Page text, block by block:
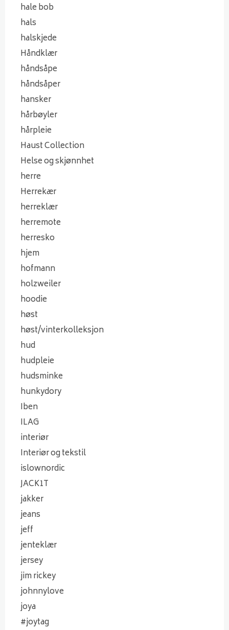
hale bob
hals
halskjede
Håndklær
håndsåpe
håndsåper
hansker
hårbøyler
hårpleie
Haust Collection
Helse og skjønnhet
herre
Herrekær
herreklær
herremote
herresko
hjem
hofmann
holzweiler
hoodie
høst
høst/vinterkolleksjon
hud
hudpleie
hudsminke
hunkydory
Iben
ILAG
interiør
Interiør og tekstil
islownordic
JACK1T
jakker
jeans
jeff
jenteklær
jersey
jim rickey
johnnylove
joya
#joytag